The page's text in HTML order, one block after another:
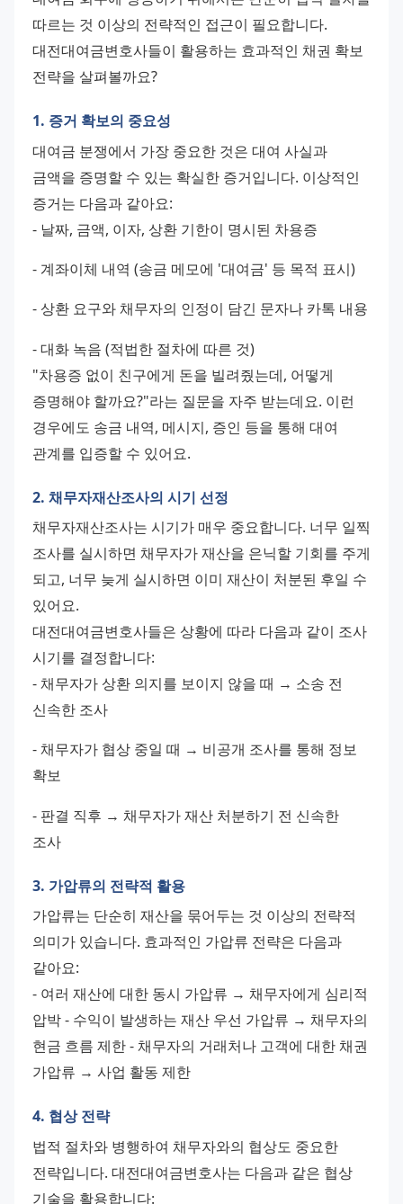
따르는 것 이상의 전략적인 접근이 필요합니다.
대전대여금변호사들이 활용하는 효과적인 채권 확보
전략을 살펴볼까요?
1. 증거 확보의 중요성
대여금 분쟁에서 가장 중요한 것은 대여 사실과
금액을 증명할 수 있는 확실한 증거입니다. 이상적인
증거는 다음과 같아요:
- 날짜, 금액, 이자, 상환 기한이 명시된 차용증
- 계좌이체 내역 (송금 메모에 '대여금' 등 목적 표시)
- 대화 녹음 (적법한 절차에 따른 것)
"차용증 없이 친구에게 돈을 빌려줬는데, 어떻게
증명해야 할까요?"라는 질문을 자주 받는데요. 이런
경우에도 송금 내역, 메시지, 증인 등을 통해 대여
관계를 입증할 수 있어요.
2. 채무자재산조사의 시기 선정
채무자재산조사는 시기가 매우 중요합니다. 너무 일찍
조사를 실시하면 채무자가 재산을 은닉할 기회를 주게
되고, 너무 늦게 실시하면 이미 재산이 처분된 후일 수
있어요.
대전대여금변호사들은 상황에 따라 다음과 같이 조사
시기를 결정합니다:
- 채무자가 상환 의지를 보이지 않을 때 → 소송 전
신속한 조사
- 채무자가 협상 중일 때 → 비공개 조사를 통해 정보
확보
- 판결 직후 → 채무자가 재산 처분하기 전 신속한
조사
3. 가압류의 전략적 활용
가압류는 단순히 재산을 묶어두는 것 이상의 전략적
의미가 있습니다. 효과적인 가압류 전략은 다음과
같아요:
- 여러 재산에 대한 동시 가압류 → 채무자에게 심리적
압박 - 수익이 발생하는 재산 우선 가압류 → 채무자의
현금 흐름 제한 - 채무자의 거래처나 고객에 대한 채권
가압류 → 사업 활동 제한
4. 협상 전략
법적 절차와 병행하여 채무자와의 협상도 중요한
전략입니다. 대전대여금변호사는 다음과 같은 협상
기술을 활용합니다: